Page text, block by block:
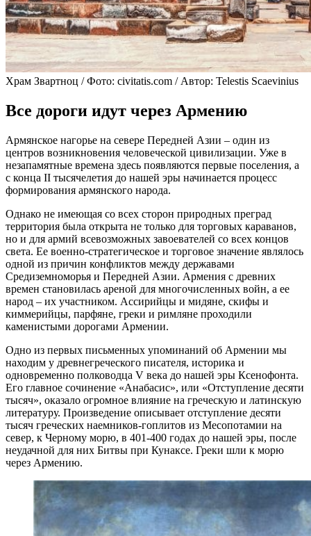
Храм Звартноц / Фото: civitatis.com / Автор: Telestis Scaevinius
Все дороги идут через Армению
Армянское нагорье на севере Передней Азии – один из
центров возникновения человеческой цивилизации. Уже в
незапамятные времена здесь появляются первые поселения, а
с конца II тысячелетия до нашей эры начинается процесс
формирования армянского народа.
Однако не имеющая со всех сторон природных преград
территория была открыта не только для торговых караванов,
но и для армий всевозможных завоевателей со всех концов
света. Ее военно-стратегическое и торговое значение являлось
одной из причин конфликтов между державами
Средиземноморья и Передней Азии. Армения с древних
времен становилась ареной для многочисленных войн, а ее
народ – их участником. Ассирийцы и мидяне, скифы и
киммерийцы, парфяне, греки и римляне проходили
каменистыми дорогами Армении.
Одно из первых письменных упоминаний об Армении мы
находим у древнегреческого писателя, историка и
одновременно полководца V века до нашей эры Ксенофонта.
Его главное сочинение «Анабасис», или «Отступление десяти
тысяч», оказало огромное влияние на греческую и латинскую
литературу. Произведение описывает отступление десяти
тысяч греческих наемников-гоплитов из Месопотамии на
север, к Черному морю, в 401-400 годах до нашей эры, после
неудачной для них Битвы при Кунаксе. Греки шли к морю
через Армению.